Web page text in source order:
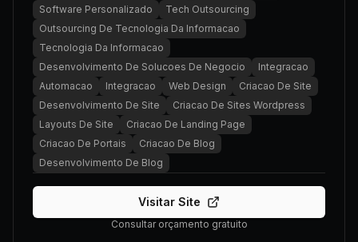
Software Personalizado
Tech Outsourcing
Outsourcing De Tecnologia Da Informacao
Tecnologia Da Informacao
Desenvolvimento De Solucoes De Negocio
Integracao
Automacao
Integracao Web Design
Criacao De Site
Desenvolvimento De Site
Criacao De Sites Wordpress
Layouts De Site
Criacao De Landing Page
Criacao De Portais
Criacao De Blog
Desenvolvimento De Blog
Visitar Site
Consultar orçamento gratuito